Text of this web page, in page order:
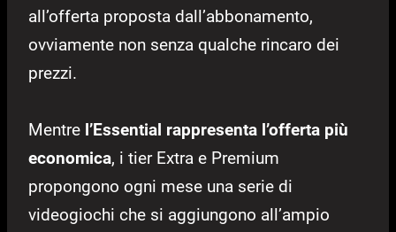
all’offerta proposta dall’abbonamento,
ovviamente non senza qualche rincaro dei
prezzi.
Mentre l’Essential rappresenta l’offerta più
economica, i tier Extra e Premium
propongono ogni mese una serie di
videogiochi che si aggiungono all’ampio